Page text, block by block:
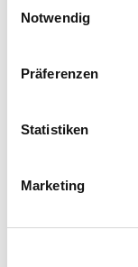
Cookies, wenn
Notwendig
Präferenzen
Statistiken
Marketing